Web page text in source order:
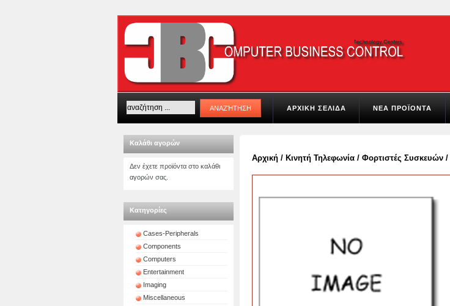
ΑΡΧΙΚΗ ΣΕΛΙΔΑ ΝΕΑ ΠΡΟΪΟΝΤΑ
Καλάθι αγορών
Δεν έχετε προϊόντα στο καλάθι
αγορών σας.
Κατηγορίες
Cases-Peripherals
Components
Computers
Entertainment
Imaging
Miscellaneous
Αρχική / Κινητή Τηλεφωνία / Φορτιστές Συσκευών /